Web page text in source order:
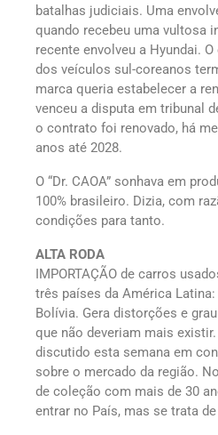
batalhas judiciais. Uma
quando recebeu uma vultosa
recente envolveu a Hyundai.
dos veículos sul-coreanos
marca queria estabelecer a
venceu a disputa em tribunal
o contrato foi renovado, há
anos até 2028.
O “Dr. CAOA” sonhava em
100% brasileiro. Dizia, com
condições para tanto.
ALTA RODA
IMPORTAÇÃO de carros
três países da América
Bolívia. Gera distorções e
que não deveriam mais
discutido esta semana em
sobre o mercado da região.
de coleção com mais de 30
entrar no País, mas se trata